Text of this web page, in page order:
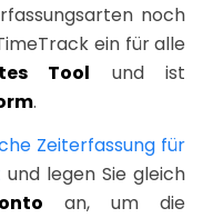
noch
ein für alle
Tool und ist
.
Zeiterfassung für
und legen Sie gleich
an, um die